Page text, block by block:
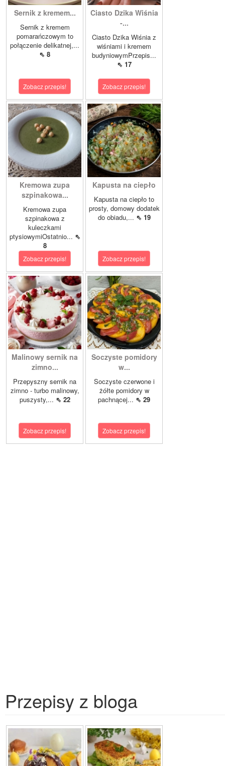
Sernik z kremem...
Sernik z kremem
pomarańczowym to
połączenie delikatnej,...
⇖ 8
Zobacz przepis!
Ciasto Dzika Wiśnia
-...
Ciasto Dzika Wiśnia z
wiśniami i kremem
budyniowymPrzepis...
⇖ 17
Zobacz przepis!
Kremowa zupa
szpinakowa...
Kremowa zupa
szpinakowa z
kuleczkami
ptysiowymiOstatnio... ⇖
8
Zobacz przepis!
Kapusta na ciepło
Kapusta na ciepło to
prosty, domowy dodatek
do obiadu,... ⇖ 19
Zobacz przepis!
Malinowy sernik na
zimno...
Przepyszny sernik na
zimno - turbo malinowy,
puszysty,... ⇖ 22
Zobacz przepis!
Soczyste pomidory
w...
Soczyste czerwone i
żółte pomidory w
pachnącej... ⇖ 29
Zobacz przepis!
Przepisy z bloga